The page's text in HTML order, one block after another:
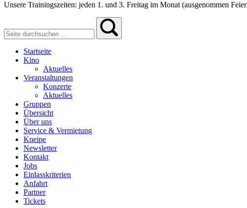
Unsere Trainingszeiten: jeden 1. und 3. Freitag im Monat (ausgenommen
Startseite
Kino
Aktuelles
Veranstaltungen
Konzerte
Aktuelles
Gruppen
Übersicht
Über uns
Service & Vermietung
Kneipe
Newsletter
Kontakt
Jobs
Einlasskriterien
Anfahrt
Partner
Tickets